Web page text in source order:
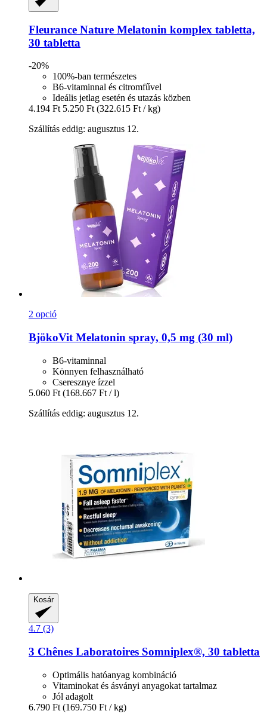
Fleurance Nature Melatonin komplex tabletta,
30 tabletta
-20%
100%-ban természetes
B6-vitaminnal és citromfűvel
Ideális jetlag esetén és utazás közben
4.194 Ft 5.250 Ft (322.615 Ft / kg)
Szállítás eddig: augusztus 12.
2 opció
BjökoVit Melatonin spray, 0,5 mg (30 ml)
B6-vitaminnal
Könnyen felhasználható
Cseresznye ízzel
5.060 Ft (168.667 Ft / l)
Szállítás eddig: augusztus 12.
Kosár
4.7 (3)
3 Chênes Laboratoires Somniplex®, 30 tabletta
Optimális hatóanyag kombináció
Vitaminokat és ásványi anyagokat tartalmaz
Jól adagolt
6.790 Ft (169.750 Ft / kg)